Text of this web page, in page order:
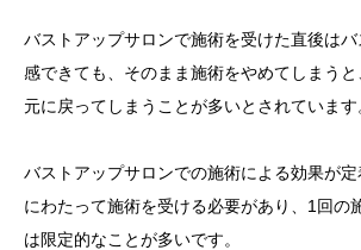
バストアップサロンで施術を受けた直後は
感できても、そのまま施術をやめてしまう
元に戻ってしまうことが多いとされています
バストアップサロンでの施術による効果が
にわたって施術を受ける必要があり、1回の
は限定的なことが多いです。